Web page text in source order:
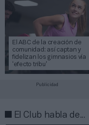
El ABC de la creación de
comunidad: así captan y
fidelizan los gimnasios vía
‘efecto tribu’
Publicidad
El Club habla de...